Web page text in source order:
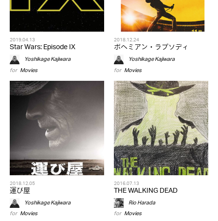
2019.04.13
Star Wars: Episode IX
Yoshikage Kajiwara
for Movies
2018.12.24
ボヘミアン・ラプソディ
Yoshikage Kajiwara
for Movies
2018.12.05
運び屋
Yoshikage Kajiwara
for Movies
2016.07.13
THE WALKING DEAD
Rio Harada
for Movies